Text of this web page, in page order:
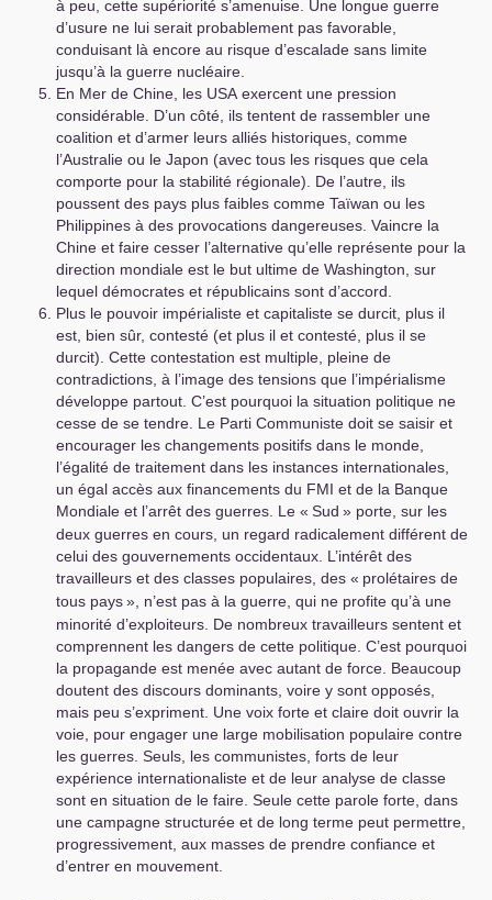
à peu, cette supériorité s’amenuise. Une longue guerre
d’usure ne lui serait probablement pas favorable,
conduisant là encore au risque d’escalade sans limite
jusqu’à la guerre nucléaire.
En Mer de Chine, les USA exercent une pression
considérable. D’un côté, ils tentent de rassembler une
coalition et d’armer leurs alliés historiques, comme
l’Australie ou le Japon (avec tous les risques que cela
comporte pour la stabilité régionale). De l’autre, ils
poussent des pays plus faibles comme Taïwan ou les
Philippines à des provocations dangereuses. Vaincre la
Chine et faire cesser l’alternative qu’elle représente pour la
direction mondiale est le but ultime de Washington, sur
lequel démocrates et républicains sont d’accord.
Plus le pouvoir impérialiste et capitaliste se durcit, plus il
est, bien sûr, contesté (et plus il et contesté, plus il se
durcit). Cette contestation est multiple, pleine de
contradictions, à l’image des tensions que l’impérialisme
développe partout. C’est pourquoi la situation politique ne
cesse de se tendre. Le Parti Communiste doit se saisir et
encourager les changements positifs dans le monde,
l’égalité de traitement dans les instances internationales,
un égal accès aux financements du FMI et de la Banque
Mondiale et l’arrêt des guerres. Le « Sud » porte, sur les
deux guerres en cours, un regard radicalement différent de
celui des gouvernements occidentaux. L’intérêt des
travailleurs et des classes populaires, des « prolétaires de
tous pays», n’est pas à la guerre, qui ne profite qu’à une
minorité d’exploiteurs. De nombreux travailleurs sentent et
comprennent les dangers de cette politique. C’est pourquoi
la propagande est menée avec autant de force. Beaucoup
doutent des discours dominants, voire y sont opposés,
mais peu s’expriment. Une voix forte et claire doit ouvrir la
voie, pour engager une large mobilisation populaire contre
les guerres. Seuls, les communistes, forts de leur
expérience internationaliste et de leur analyse de classe
sont en situation de le faire. Seule cette parole forte, dans
une campagne structurée et de long terme peut permettre,
progressivement, aux masses de prendre confiance et
d’entrer en mouvement.